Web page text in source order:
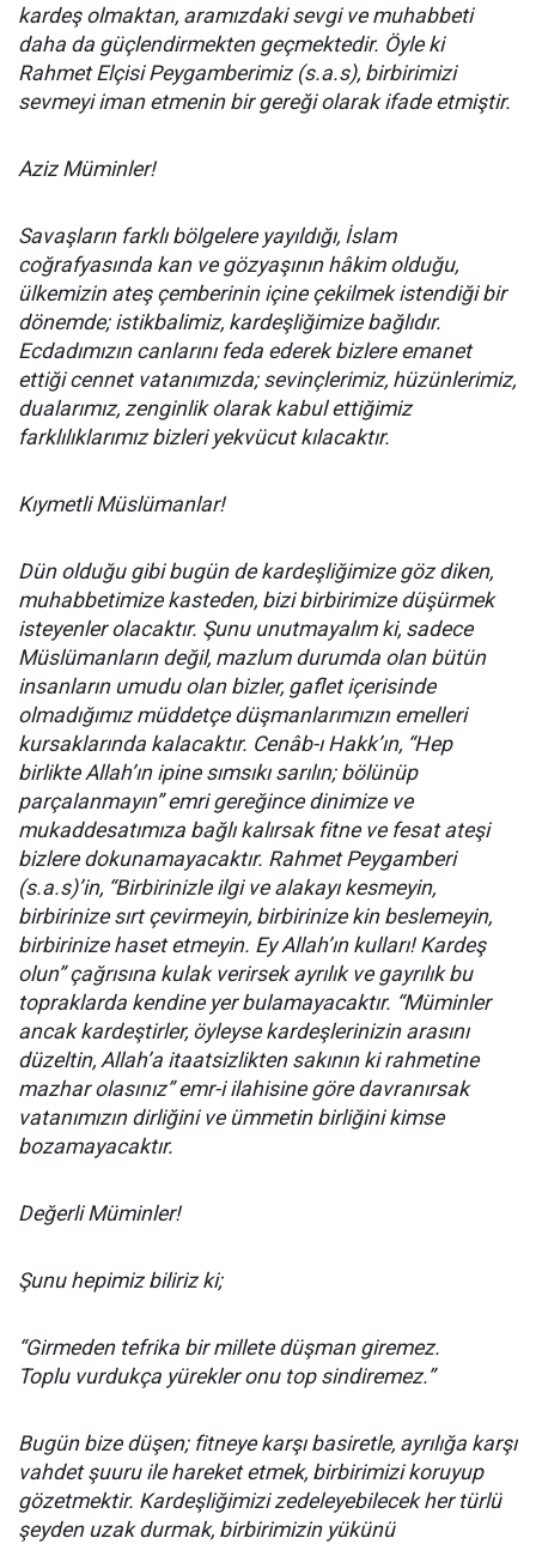
kardeş olmaktan, aramızdaki sevgi ve muhabbeti
daha da güçlendirmekten geçmektedir. Öyle ki
Rahmet Elçisi Peygamberimiz (s.a.s), birbirimizi
sevmeyi iman etmenin bir gereği olarak ifade etmiştir.
Aziz Müminler!
Savaşların farklı bölgelere yayıldığı, İslam
coğrafyasında kan ve gözyaşının hâkim olduğu,
ülkemizin ateş çemberinin içine çekilmek istendiği bir
dönemde; istikbalimiz, kardeşliğimize bağlıdır.
Ecdadımızın canlarını feda ederek bizlere emanet
ettiği cennet vatanımızda; sevinçlerimiz, hüzünlerimiz,
dualarımız, zenginlik olarak kabul ettiğimiz
farklılıklarımız bizleri yekvücut kılacaktır.
Kıymetli Müslümanlar!
Dün olduğu gibi bugün de kardeşliğimize göz diken,
muhabbetimize kasteden, bizi birbirimize düşürmek
isteyenler olacaktır. Şunu unutmayalım ki, sadece
Müslümanların değil, mazlum durumda olan bütün
insanların umudu olan bizler, gaflet içerisinde
olmadığımız müddetçe düşmanlarımızın emelleri
kursaklarında kalacaktır. Cenâb-ı Hakk’ın, “Hep
birlikte Allah’ın ipine sımsıkı sarılın; bölünüp
parçalanmayın” emri gereğince dinimize ve
mukaddesatımıza bağlı kalırsak fitne ve fesat ateşi
bizlere dokunamayacaktır. Rahmet Peygamberi
(s.a.s)’in, “Birbirinizle ilgi ve alakayı kesmeyin,
birbirinize sırt çevirmeyin, birbirinize kin beslemeyin,
birbirinize haset etmeyin. Ey Allah’ın kulları! Kardeş
olun” çağrısına kulak verirsek ayrılık ve gayrılık bu
topraklarda kendine yer bulamayacaktır. “Müminler
ancak kardeştirler, öyleyse kardeşlerinizin arasını
düzeltin, Allah’a itaatsizlikten sakının ki rahmetine
mazhar olasınız” emr-i ilahisine göre davranırsak
vatanımızın dirliğini ve ümmetin birliğini kimse
bozamayacaktır.
Değerli Müminler!
Şunu hepimiz biliriz ki;
“Girmeden tefrika bir millete düşman giremez.
Toplu vurdukça yürekler onu top sindiremez.”
Bugün bize düşen; fitneye karşı basiretle, ayrılığa karşı
vahdet şuuru ile hareket etmek, birbirimizi koruyup
gözetmektir. Kardeşliğimizi zedeleyebilecek her türlü
şeyden uzak durmak, birbirimizin yükünü